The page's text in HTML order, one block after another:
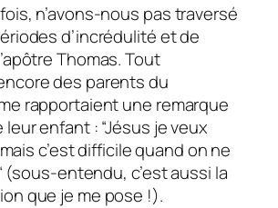
n’avons-nous pas traversé
d’incrédulité et de
Thomas. Tout
des parents du
rapportaient une remarque
enfant :“Jésus je veux
c’est difficile quand on ne
(sous-entendu, c’est aussi la
que je me pose !).